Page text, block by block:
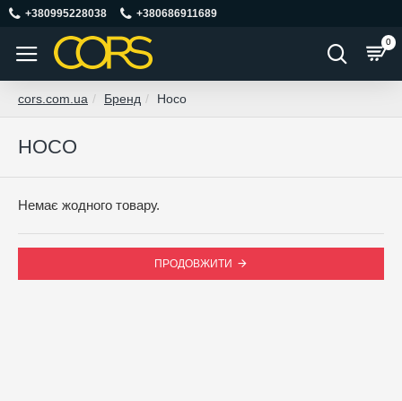
+380995228038 +380686911689
0
cors.com.ua Бренд Hoco
HOCO
Немає жодного товару.
ПРОДОВЖИТИ